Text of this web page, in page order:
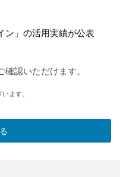
ン」の活用実績が公表
確認いただけます。
ます。